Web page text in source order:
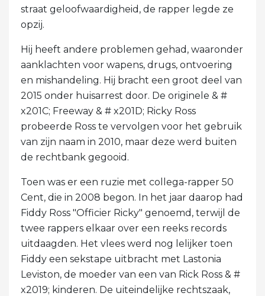
straat geloofwaardigheid, de rapper legde ze
opzij.
Hij heeft andere problemen gehad, waaronder
aanklachten voor wapens, drugs, ontvoering
en mishandeling. Hij bracht een groot deel van
2015 onder huisarrest door. De originele & #
x201C; Freeway & # x201D; Ricky Ross
probeerde Ross te vervolgen voor het gebruik
van zijn naam in 2010, maar deze werd buiten
de rechtbank gegooid.
Toen was er een ruzie met collega-rapper 50
Cent, die in 2008 begon. In het jaar daarop had
Fiddy Ross "Officier Ricky" genoemd, terwijl de
twee rappers elkaar over een reeks records
uitdaagden. Het vlees werd nog lelijker toen
Fiddy een sekstape uitbracht met Lastonia
Leviston, de moeder van een van Rick Ross & #
x2019; kinderen. De uiteindelijke rechtszaak,